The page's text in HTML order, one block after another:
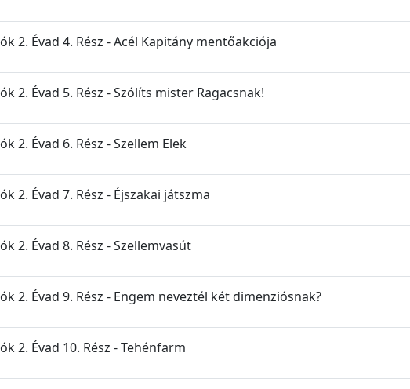
2. Évad 4. Rész - Acél Kapitány mentőakciója
2. Évad 5. Rész - Szólíts mister Ragacsnak!
2. Évad 6. Rész - Szellem Elek
2. Évad 7. Rész - Éjszakai játszma
2. Évad 8. Rész - Szellemvasút
2. Évad 9. Rész - Engem neveztél két dimenziósnak?
2. Évad 10. Rész - Tehénfarm